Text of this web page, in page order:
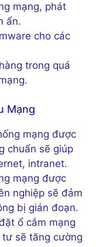
mạng, phát
ẩn.
cho các
trong quá
Mạng
mạng được
chuẩn sẽ giúp
intranet.
mạng được
nghiệp sẽ đảm
bị gián đoạn.
ổ cắm mạng
sẽ tăng cường